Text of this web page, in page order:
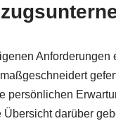
persönlichen
darüber